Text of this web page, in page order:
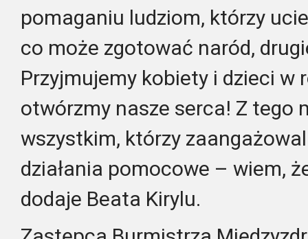
pomaganiu ludziom, którzy
co może zgotować naród,
Przyjmujemy kobiety i dzieci w
otwórzmy nasze serca! Z tego
wszystkim, którzy
działania pomocowe – wiem,
dodaje Beata Kirylu.